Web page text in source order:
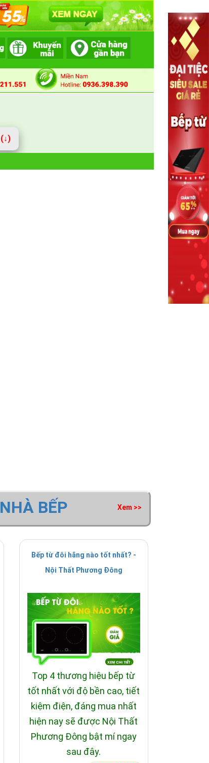
(↓)
BẾP Xem >>
Bếp từ đôi hãng nào tốt nhất? -
Nội Thất Phương Đông
Top 4 thương hiệu bếp từ
tốt nhất với độ bền cao, tiết
kiệm điện, đáng mua nhất
hiện nay sẽ được Nội Thất
Phương Đông bật mí ngay
sau đây.